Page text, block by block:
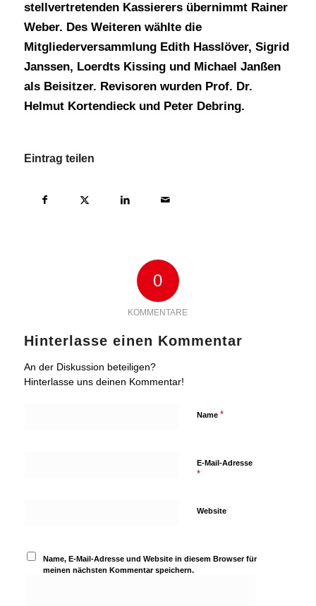
stellvertretenden Kassierers übernimmt Rainer
Weber. Des Weiteren wählte die
Mitgliederversammlung Edith Hasslöver, Sigrid
Janssen, Loerdts Kissing und Michael Janßen
als Beisitzer. Revisoren wurden Prof. Dr.
Helmut Kortendieck und Peter Debring.
Eintrag teilen
0
KOMMENTARE
Hinterlasse einen Kommentar
An der Diskussion beteiligen?
Hinterlasse uns deinen Kommentar!
Name *
E-Mail-Adresse
*
Website
Name, E-Mail-Adresse und Website in diesem Browser für
meinen nächsten Kommentar speichern.